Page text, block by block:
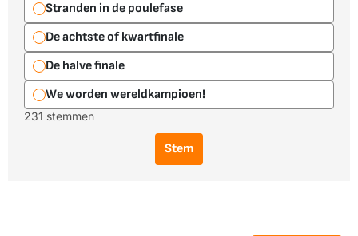
Stranden in de poulefase
De achtste of kwartfinale
De halve finale
We worden wereldkampioen!
231 stemmen
Stem